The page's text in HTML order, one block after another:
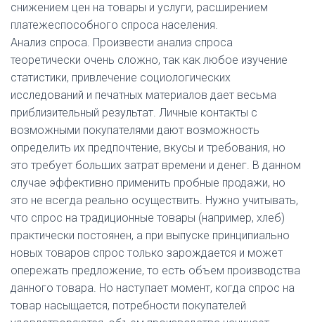
снижением цен на товары и услуги, расширением
платежеспособного спроса населения.
Анализ спроса. Произвести анализ спроса
теоретически очень сложно, так как любое изучение
статистики, привлечение социологических
исследований и печатных материалов дает весьма
приблизительный результат. Личные контакты с
возможными покупателями дают возможность
определить их предпочтение, вкусы и требования, но
это требует больших затрат времени и денег. В данном
случае эффективно применить пробные продажи, но
это не всегда реально осуществить. Нужно учитывать,
что спрос на традиционные товары (например, хлеб)
практически постоянен, а при выпуске принципиально
новых товаров спрос только зарождается и может
опережать предложение, то есть объем производства
данного товара. Но наступает момент, когда спрос на
товар насыщается, потребности покупателей